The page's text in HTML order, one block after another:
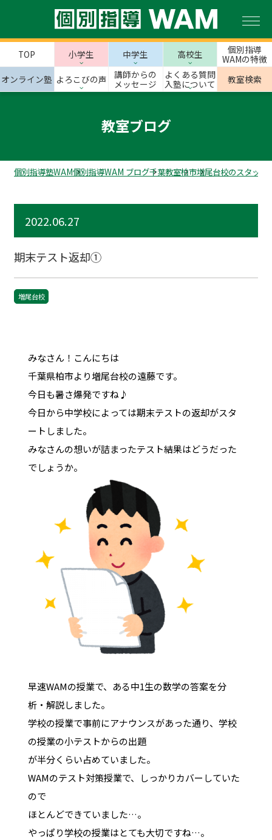
TOP 小学生 中学生 高校生
個別指導
WAMの特徴
オンライン塾 よろこびの声
講師からの
メッセージ
よくある質問
入塾について
教室検索
教室ブログ
個別指導塾WAM個別指導WAM ブログ千葉教室柏市増尾台校のスタッフ
2022.06.27
期末テスト返却①
増尾台校
みなさん！こんにちは
千葉県柏市より増尾台校の遠藤です。
今日も暑さ爆発ですね♪
今日から中学校によっては期末テストの返却がスタ
ートしました。
みなさんの想いが詰まったテスト結果はどうだった
でしょうか。
早速WAMの授業で、ある中1生の数学の答案を分
析・解説しました。
学校の授業で事前にアナウンスがあった通り、学校
の授業の小テストからの出題
が半分くらい占めていました。
WAMのテスト対策授業で、しっかりカバーしていた
ので
ほとんどできていました…。
やっぱり学校の授業はとても大切ですね…。